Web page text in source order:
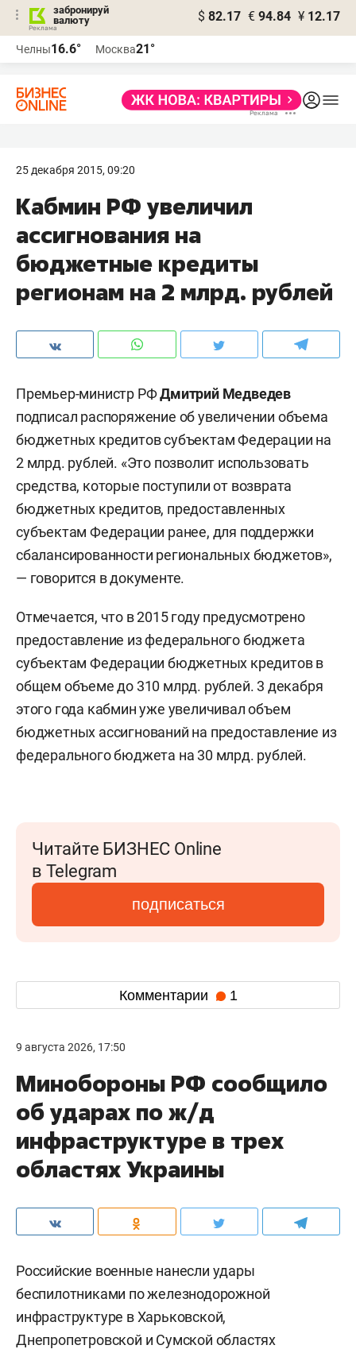
забронируй
валюту
$ 82.17 € 94.84 ¥ 12.17
Челны16.6° Москва21°
25 декабря 2015, 09:20
Кабмин РФ увеличил
ассигнования на
бюджетные кредиты
регионам на 2 млрд. рублей
Премьер-министр РФДмитрий Медведев
подписал распоряжение об увеличении объема
бюджетных кредитов субъектам Федерации на
2 млрд. рублей. «Это позволит использовать
средства, которые поступили от возврата
бюджетных кредитов, предоставленных
субъектам Федерации ранее, для поддержки
сбалансированности региональных бюджетов»,
— говорится в документе.
Отмечается, что в 2015 году предусмотрено
предоставление из федерального бюджета
субъектам Федерации бюджетных кредитов в
общем объеме до 310 млрд. рублей. 3 декабря
этого года кабмин уже увеличивал объем
бюджетных ассигнований на предоставление из
федерального бюджета на 30 млрд. рублей.
Читайте БИЗНЕС Online
в Telegram
подписаться
Комментарии 1
9 августа 2026, 17:50
Минобороны РФ сообщило
об ударах по ж/д
инфраструктуре в трех
областях Украины
Российские военные нанесли удары
беспилотниками по железнодорожной
инфраструктуре в Харьковской,
Днепропетровской и Сумской областях